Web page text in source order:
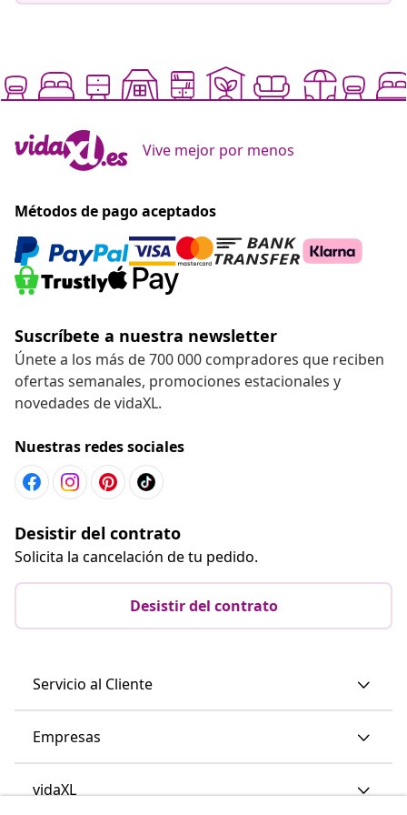
Vive mejor por menos
Métodos de pago aceptados
Suscríbete a nuestra newsletter
Únete a los más de 700 000 compradores que reciben
ofertas semanales, promociones estacionales y
novedades de vidaXL.
Nuestras redes sociales
Desistir del contrato
Solicita la cancelación de tu pedido.
Desistir del contrato
Servicio al Cliente
Empresas
vidaXL